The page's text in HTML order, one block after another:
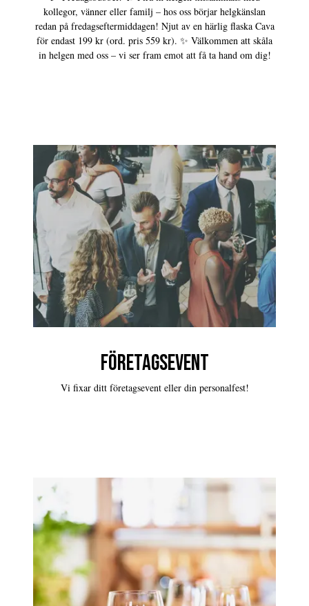
kollegor, vänner eller familj – hos oss börjar helgkänslan
redan på fredagseftermiddagen! Njut av en härlig flaska Cava
för endast 199 kr (ord. pris 559 kr). ✨ Välkommen att skåla
in helgen med oss – vi ser fram emot att få ta hand om dig!
FÖRETAGSEVENT
Vi fixar ditt företagsevent eller din personalfest!